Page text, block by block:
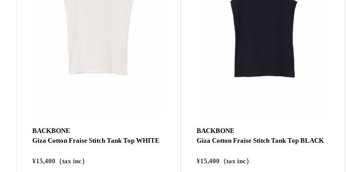
BACKBONE
Giza Cotton Fraise Stitch Tank Top WHITE
¥15,400（tax inc）
BACKBONE
Giza Cotton Fraise Stitch Tank Top BLACK
¥15,400（tax inc）